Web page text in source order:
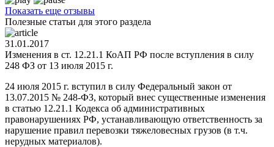
Показать еще отзывы
Полезные статьи для этого раздела
31.01.2017
Изменения в ст. 12.21.1 КоАП РФ после вступления в силу
248 ФЗ от 13 июля 2015 г.
24 июля 2015 г. вступил в силу Федеральный закон от
13.07.2015 № 248-ФЗ, который внес существенные изменения
в статью 12.21.1 Кодекса об административных
правонарушениях РФ, устанавливающую ответственность за
нарушение правил перевозки тяжеловесных грузов (в т.ч.
нерудных материалов).